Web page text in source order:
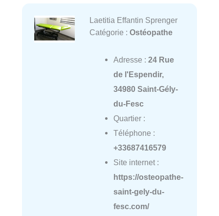
Laetitia Effantin Sprenger
Catégorie : Ostéopathe
Adresse : 24 Rue
de l'Espendir,
34980 Saint-Gély-
du-Fesc
Quartier :
Téléphone :
+33687416579
Site internet :
https://osteopathe-
saint-gely-du-
fesc.com/